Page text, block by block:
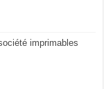
imprimables